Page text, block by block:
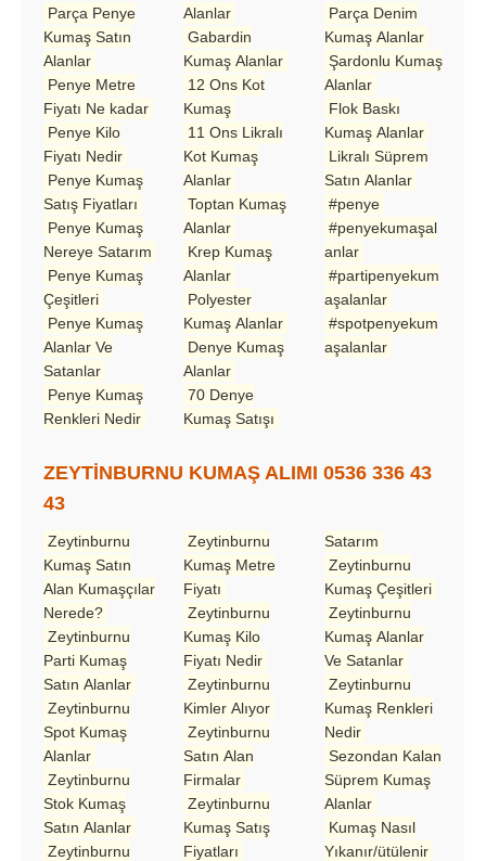
Parça Penye
Kumaş Satın
Alanlar
Penye Metre
Fiyatı Ne kadar
Penye Kilo
Fiyatı Nedir
Penye Kumaş
Satış Fiyatları
Penye Kumaş
Nereye Satarım
Penye Kumaş
Çeşitleri
Penye Kumaş
Alanlar Ve
Satanlar
Penye Kumaş
Renkleri Nedir
Alanlar
Gabardin
Kumaş Alanlar
12 Ons Kot
Kumaş
11 Ons Likralı
Kot Kumaş
Alanlar
Toptan Kumaş
Alanlar
Krep Kumaş
Alanlar
Polyester
Kumaş Alanlar
Denye Kumaş
Alanlar
70 Denye
Kumaş Satışı
Parça Denim
Kumaş Alanlar
Şardonlu Kumaş
Alanlar
Flok Baskı
Kumaş Alanlar
Likralı Süprem
Satın Alanlar
#penye
#penyekumaşal
anlar
#partipenyekum
aşalanlar
#spotpenyekum
aşalanlar
ZEYTİNBURNU KUMAŞ ALIMI 0536 336 43
43
Zeytinburnu
Kumaş Satın
Alan Kumaşçılar
Nerede?
Zeytinburnu
Parti Kumaş
Satın Alanlar
Zeytinburnu
Spot Kumaş
Alanlar
Zeytinburnu
Stok Kumaş
Satın Alanlar
Zeytinburnu
Zeytinburnu
Kumaş Metre
Fiyatı
Zeytinburnu
Kumaş Kilo
Fiyatı Nedir
Zeytinburnu
Kimler Alıyor
Zeytinburnu
Satın Alan
Firmalar
Zeytinburnu
Kumaş Satış
Fiyatları
Satarım
Zeytinburnu
Kumaş Çeşitleri
Zeytinburnu
Kumaş Alanlar
Ve Satanlar
Zeytinburnu
Kumaş Renkleri
Nedir
Sezondan Kalan
Süprem Kumaş
Alanlar
Kumaş Nasıl
Yıkanır/ütülenir